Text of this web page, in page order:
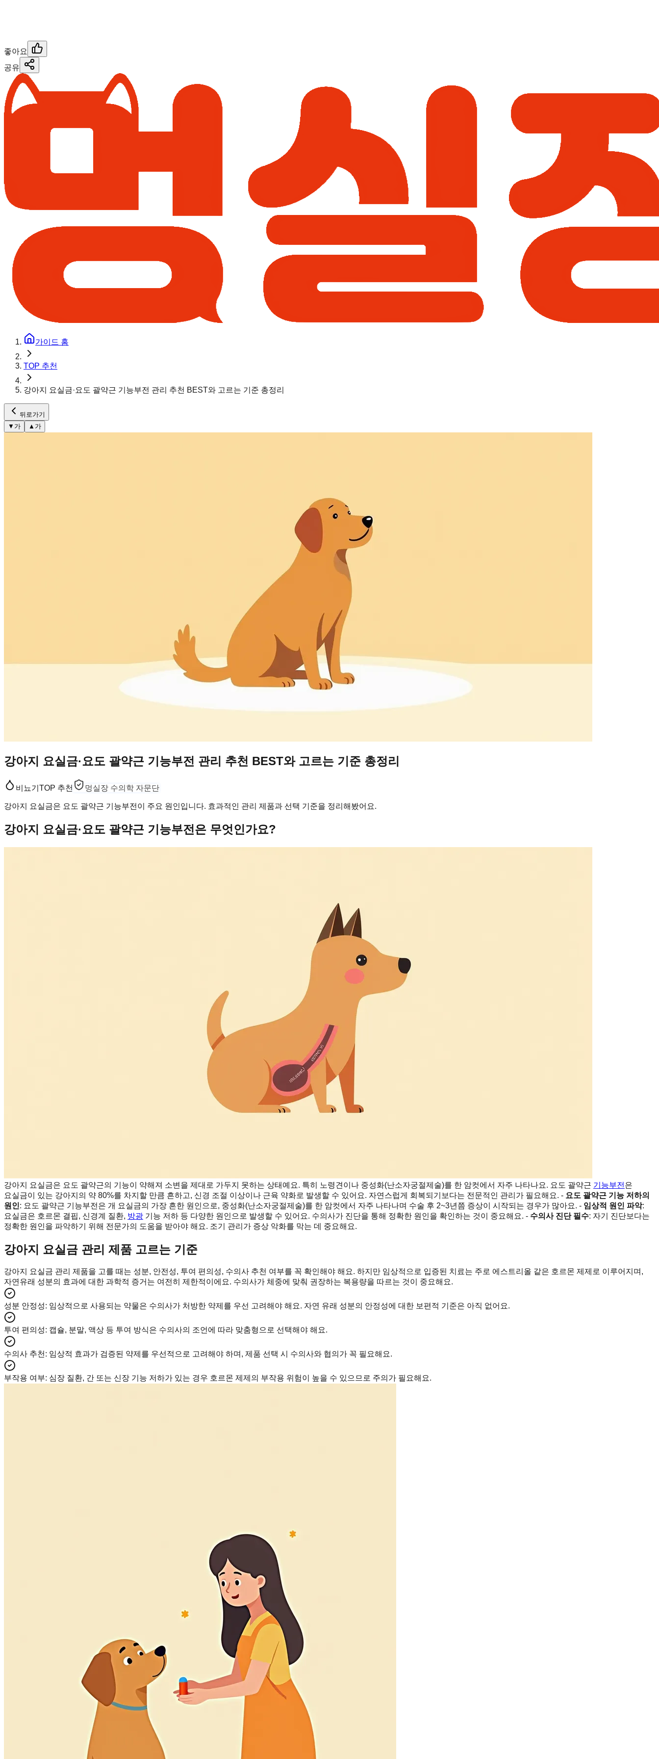
좋아요
공유
가이드 홈
TOP 추천
강아지 요실금·요도 괄약근 기능부전 관리 추천 BEST와 고르는 기준 총정리
뒤로가기
▼ 가 ▲ 가
강아지 요실금·요도 괄약근 기능부전 관리 추천 BEST와 고르는 기준 총정리
비뇨기 TOP 추천 멍실장 수의학 자문단
강아지 요실금은 요도 괄약근 기능부전이 주요 원인입니다. 효과적인 관리 제품과 선택 기준을 정리해봤어요.
강아지 요실금·요도 괄약근 기능부전은 무엇인가요?
강아지 요실금은 요도 괄약근의 기능이 약해져 소변을 제대로 가두지 못하는 상태예요. 특히 노령견이나 중성화(난소자궁절제술)를 한 암컷에서 자주 나타나요. 요도 괄약근 기능부전 은
요실금이 있는 강아지의 약 80%를 차지할 만큼 흔하고, 신경 조절 이상이나 근육 약화로 발생할 수 있어요. 자연스럽게 회복되기보다는 전문적인 관리가 필요해요. - 요도 괄약근 기능 저하의
원인: 요도 괄약근 기능부전은 개 요실금의 가장 흔한 원인으로, 중성화(난소자궁절제술)를 한 암컷에서 자주 나타나며 수술 후 2~3년쯤 증상이 시작되는 경우가 많아요. - 임상적 원인 파악:
요실금은 호르몬 결핍, 신경계 질환, 방광 기능 저하 등 다양한 원인으로 발생할 수 있어요. 수의사가 진단을 통해 정확한 원인을 확인하는 것이 중요해요. - 수의사 진단 필수: 자기 진단보다는
정확한 원인을 파악하기 위해 전문가의 도움을 받아야 해요. 조기 관리가 증상 악화를 막는 데 중요해요.
강아지 요실금 관리 제품 고르는 기준
강아지 요실금 관리 제품을 고를 때는 성분, 안전성, 투여 편의성, 수의사 추천 여부를 꼭 확인해야 해요. 하지만 임상적으로 입증된 치료는 주로 에스트리올 같은 호르몬 제제로 이루어지며,
자연유래 성분의 효과에 대한 과학적 증거는 여전히 제한적이에요. 수의사가 체중에 맞춰 권장하는 복용량을 따르는 것이 중요해요.
성분 안정성: 임상적으로 사용되는 약물은 수의사가 처방한 약제를 우선 고려해야 해요. 자연 유래 성분의 안정성에 대한 보편적 기준은 아직 없어요.
투여 편의성: 캡슐, 분말, 액상 등 투여 방식은 수의사의 조언에 따라 맞춤형으로 선택해야 해요.
수의사 추천: 임상적 효과가 검증된 약제를 우선적으로 고려해야 하며, 제품 선택 시 수의사와 협의가 꼭 필요해요.
부작용 여부: 심장 질환, 간 또는 신장 기능 저하가 있는 경우 호르몬 제제의 부작용 위험이 높을 수 있으므로 주의가 필요해요.